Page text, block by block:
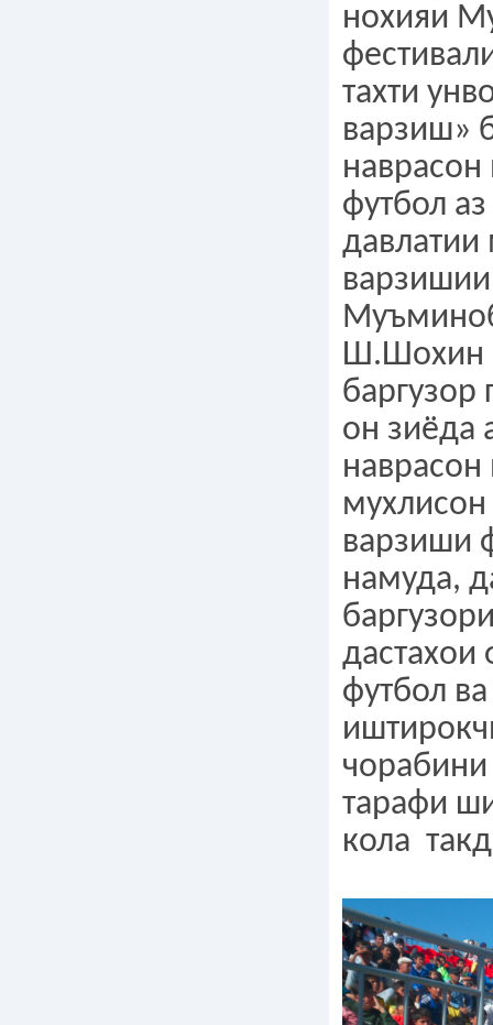
нохияи
тахти
варзиш»
наврасон
футбол
давлатии
Ш.Шохин
баргузор
он зиёда
наврасон
варзиши
намуда,
дастахои
футбол
чорабини
тарафи
кола